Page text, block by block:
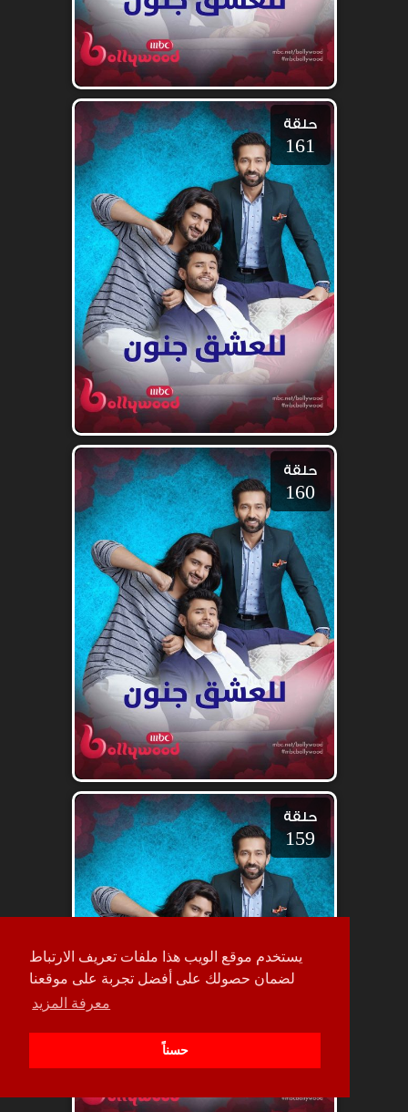
يستخدم موقع الويب هذا ملفات تعريف الارتباط
لضمان حصولك على أفضل تجربة على موقعنا
معرفة المزيد
حسناً
حلقة
161
حلقة
160
حلقة
159